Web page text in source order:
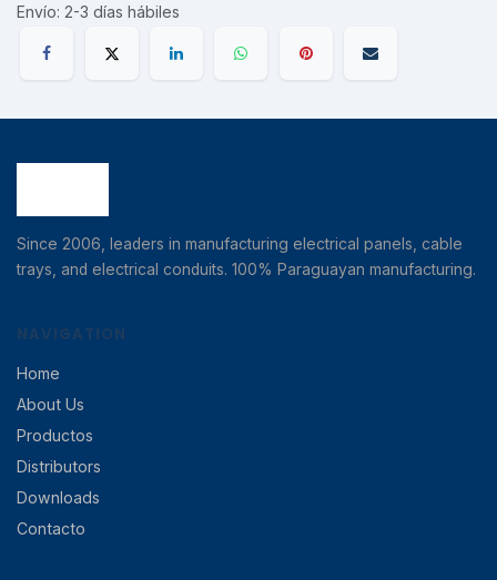
Envío: 2-3 días hábiles
Since 2006, leaders in manufacturing electrical panels, cable
trays, and electrical conduits. 100% Paraguayan manufacturing.
NAVIGATION
Home
About Us
Productos
Distributors
Downloads
Contacto